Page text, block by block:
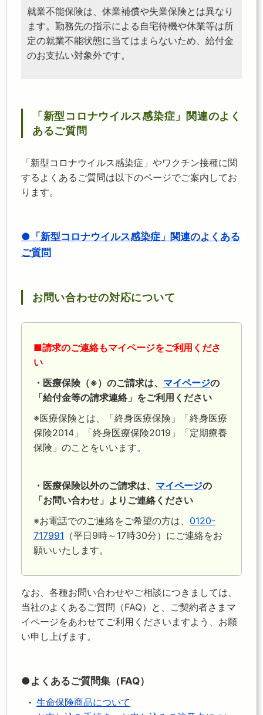
就業不能保険は、休業補償や失業保険とは異なり
ます。勤務先の指示による自宅待機や休業等は所
定の就業不能状態に当てはまらないため、給付金
のお支払い対象外です。
「新型コロナウイルス感染症」関連のよく
あるご質問
「新型コロナウイルス感染症」やワクチン接種に関
するよくあるご質問は以下のページでご案内してお
ります。
●「新型コロナウイルス感染症」関連のよくある
ご質問
お問い合わせの対応について
■請求のご連絡もマイページをご利用くださ
い
・医療保険（※）のご請求は、 マイページの
「給付金等の請求連絡」をご利用ください
※医療保険とは、「終身医療保険」「終身医療
保険2014」「終身医療保険2019」「定期療養
保険」のことをいいます。
・医療保険以外のご請求は、 マイページの
「お問い合わせ」よりご連絡ください
※お電話でのご連絡をご希望の方は、 0120-
717991 （平日9時～17時30分）にご連絡をお
願いいたします。
なお、各種お問い合わせやご相談につきましては、
当社のよくあるご質問（FAQ）と、ご契約者さまマ
イページをあわせてご利用くださいますよう、お願
い申し上げます。
●よくあるご質問集（FAQ）
生命保険商品について